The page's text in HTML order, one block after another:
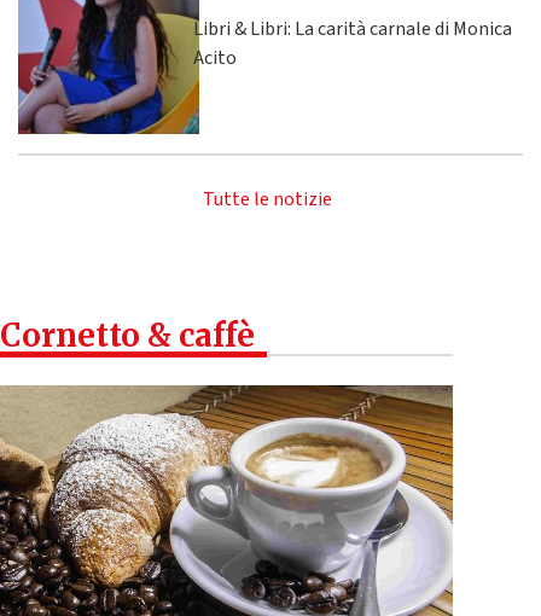
Libri & Libri: La carità carnale di Monica
Acito
Tutte le notizie
Cornetto & caffè